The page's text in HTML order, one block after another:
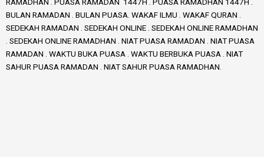
BULAN RAMADAN . BULAN PUASA. WAKAF ILMU . WAKAF QURAN .
SEDEKAH RAMADAN . SEDEKAH ONLINE . SEDEKAH ONLINE RAMADHAN
. SEDEKAH ONLINE RAMADHAN . NIAT PUASA RAMADAN . NIAT PUASA
RAMADAN . WAKTU BUKA PUASA . WAKTU BERBUKA PUASA . NIAT
SAHUR PUASA RAMADAN . NIAT SAHUR PUASA RAMADHAN.